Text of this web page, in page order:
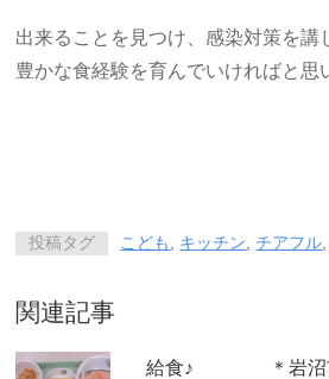
出来ることを見つけ、感染対策を講
豊かな食経験を育んでいければと思
投稿タグ こども キッチン ,チアフル
関連記事
給食♪ ＊岩沼市